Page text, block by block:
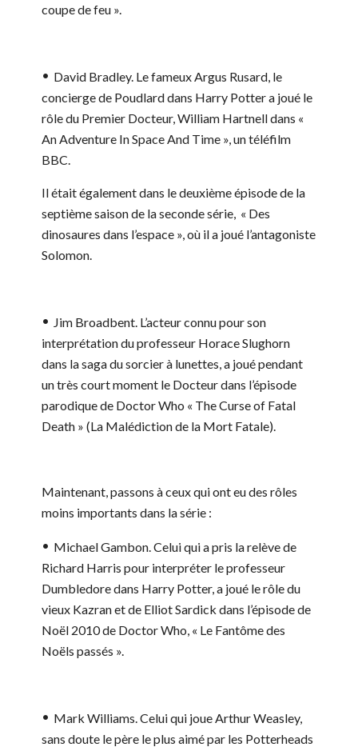
coupe de feu ».
David Bradley. Le fameux Argus Rusard, le
concierge de Poudlard dans Harry Potter a joué le
rôle du Premier Docteur, William Hartnell dans «
An Adventure In Space And Time », un téléfilm
BBC.
Il était également dans le deuxième épisode de la
septième saison de la seconde série, « Des
dinosaures dans l’espace », où il a joué l’antagoniste
Solomon.
Jim Broadbent. L’acteur connu pour son
interprétation du professeur Horace Slughorn
dans la saga du sorcier à lunettes, a joué pendant
un très court moment le Docteur dans l’épisode
parodique de Doctor Who « The Curse of Fatal
Death » (La Malédiction de la Mort Fatale).
Maintenant, passons à ceux qui ont eu des rôles
moins importants dans la série :
Michael Gambon. Celui qui a pris la relève de
Richard Harris pour interpréter le professeur
Dumbledore dans Harry Potter, a joué le rôle du
vieux Kazran et de Elliot Sardick dans l’épisode de
Noël 2010 de Doctor Who, « Le Fantôme des
Noëls passés ».
Mark Williams. Celui qui joue Arthur Weasley,
sans doute le père le plus aimé par les Potterheads